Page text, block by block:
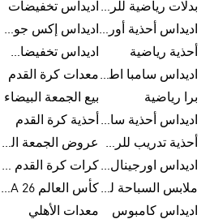
بدلات رياضية للرجال اديداس تخفيضات
اديداس أحذية أورجينالز
اديداس إكس جود بيلينغهام
أحذية رياضية
اديداس تخفيضات للأطفال
اديداس سامبا اطفالمعدات كرة القدم
برا رياضية
بيع الجمعة البيضاء
اديداس أحذية سامبا للنساء أحذية كرة القدم
أحذية تدريب للرجال
عروض الجمعة البيضاء للرجال
اديداس اورجينال ملابس
كرات كرة القدم للرجال
ملابس السباحة للرجال
كأس العالم FIFA 26™
اديداس كامبوس
معدات الأهلي